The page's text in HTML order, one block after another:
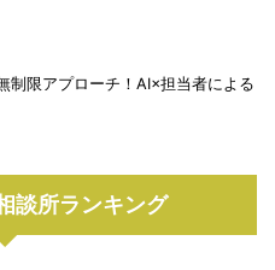
制限アプローチ！AI×担当者による
談所ランキング